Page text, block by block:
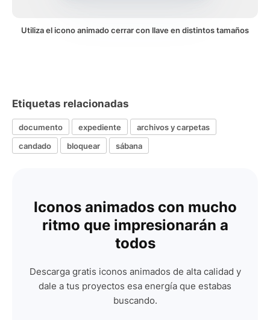
Utiliza el icono animado cerrar con llave en distintos tamaños
Etiquetas relacionadas
documento expediente
archivos y carpetas
candado
bloquear sábana
Iconos animados con mucho
ritmo que impresionarán a
todos
Descarga gratis iconos animados de alta calidad y
dale a tus proyectos esa energía que estabas
buscando.